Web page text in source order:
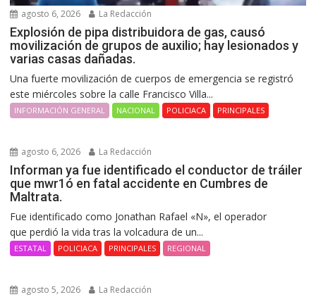
agosto 6, 2026 La Redacción
Explosión de pipa distribuidora de gas, causó
movilización de grupos de auxilio; hay lesionados y
varias casas dañadas.
Una fuerte movilización de cuerpos de emergencia se registró
este miércoles sobre la calle Francisco Villa...
INFORMACIÓN GENERAL NACIONAL POLICIACA PRINCIPALES
agosto 6, 2026 La Redacción
Informan ya fue identificado el conductor de tráiler
que mwr1ó en fatal accidente en Cumbres de
Maltrata.
Fue identificado como Jonathan Rafael «N», el operador
que perdió la vida tras la volcadura de un...
ESTATAL POLICIACA PRINCIPALES REGIONAL
agosto 5, 2026 La Redacción